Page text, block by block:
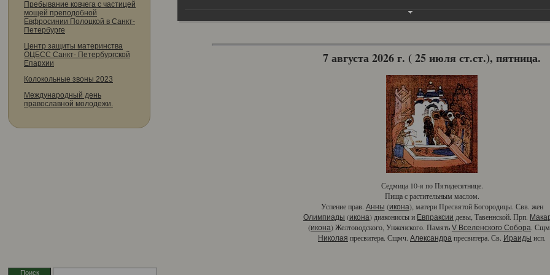
Пребывание ковчега с частицей
мощей преподобной
Евфросинии Полоцкой в Санкт-
Петербурге
Центр защиты материнства
ОЦБСС Санкт- Петербургской
Епархии
Колокольные звоны 2023
Международный день
православной молодежи.
7 августа 2026 г. ( 25 июля ст.ст.), пятница.
Седмица 10-я по Пятидесятнице.
Пища с растительным маслом.
Успение прав. Анны (икона), матери Пресвятой Богородицы. Свв. жен
Олимпиады (икона) диакониссы и Евпраксии девы, Тавеннской. Прп.
(икона) Желтоводского, Унженского. Память V Вселенского Собора.
Николая пресвитера. Сщмч. Александра пресвитера. Св. Ираиды исп.